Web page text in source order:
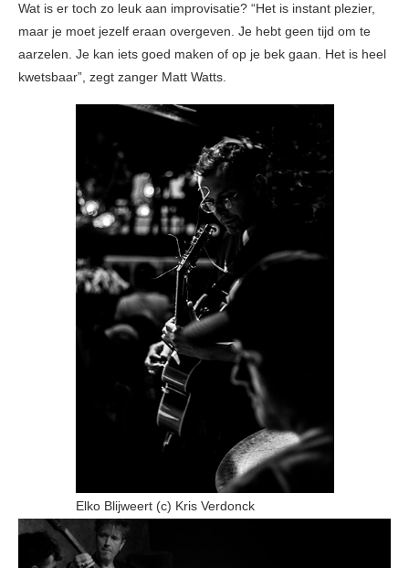
Wat is er toch zo leuk aan improvisatie? “Het is instant plezier,
maar je moet jezelf eraan overgeven. Je hebt geen tijd om te
aarzelen. Je kan iets goed maken of op je bek gaan. Het is heel
kwetsbaar”, zegt zanger Matt Watts.
Elko Blijweert (c) Kris Verdonck